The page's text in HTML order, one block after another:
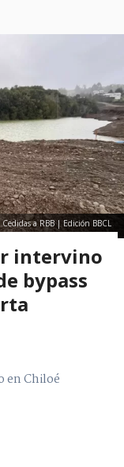
Cedidas a RBB | Edición BBCL
intervino
bypass
en Chiloé